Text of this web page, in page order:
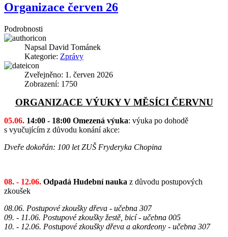
Organizace červen 26
Podrobnosti
Napsal David Tománek
Kategorie: Zprávy
Zveřejněno: 1. červen 2026
Zobrazení: 1750
ORGANIZACE VÝUKY V MĚSÍCI ČERVNU
05.06. 14:00 - 18:00 Omezená výuka: výuka po dohodě
s vyučujícím z důvodu konání akce:
Dveře dokořán: 100 let ZUŠ Fryderyka Chopina
08. - 12.06. Odpadá Hudební nauka z důvodu postupových
zkoušek
08.06. Postupové zkoušky dřeva - učebna 307
09. - 11.06. Postupové zkoušky žestě, bicí- učebna 005
10. - 12.06. Postupové zkoušky dřeva a akordeony - učebna 307